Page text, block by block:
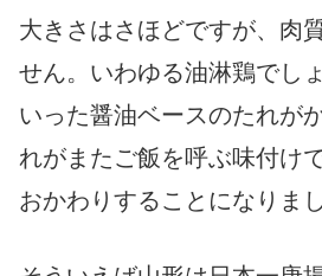
大きさはさほどですが、肉
せん。いわゆる油淋鶏でし
いった醤油ベースのたれが
れがまたご飯を呼ぶ味付け
おかわりすることになりまし